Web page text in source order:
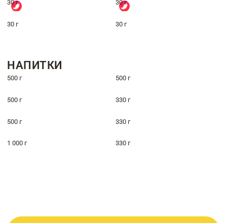
30 г 30 г
30 г 30 г
НАПИТКИ
500 г 500 г
500 г 330 г
500 г 330 г
1 000 г 330 г